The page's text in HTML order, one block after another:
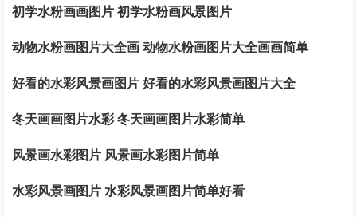
初学水粉画画图片 初学水粉画风景图片
动物水粉画图片大全画 动物水粉画图片大全画画简单
好看的水彩风景画图片 好看的水彩风景画图片大全
冬天画画图片水彩 冬天画画图片水彩简单
风景画水彩图片 风景画水彩图片简单
水彩风景画图片 水彩风景画图片简单好看